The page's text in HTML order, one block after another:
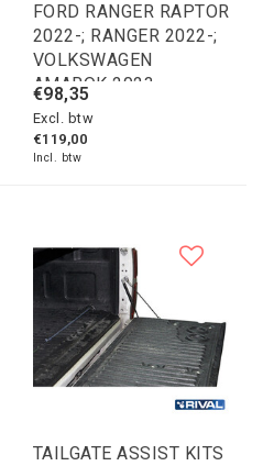
FORD RANGER RAPTOR
2022-; RANGER 2022-;
VOLKSWAGEN
AMAROK 2023
€98,35
Excl. btw
€119,00
Incl. btw
TAILGATE ASSIST KITS